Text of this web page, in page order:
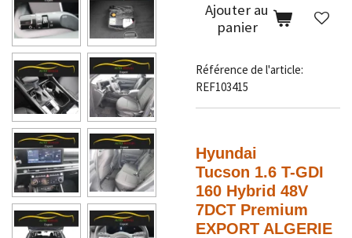
Ajouter au
panier
Référence de l'article:
REF103415
Hyundai
Tucson 1.6 T-GDI
160 Hybrid 48V
7DCT Premium
EXPORT ALGERIE